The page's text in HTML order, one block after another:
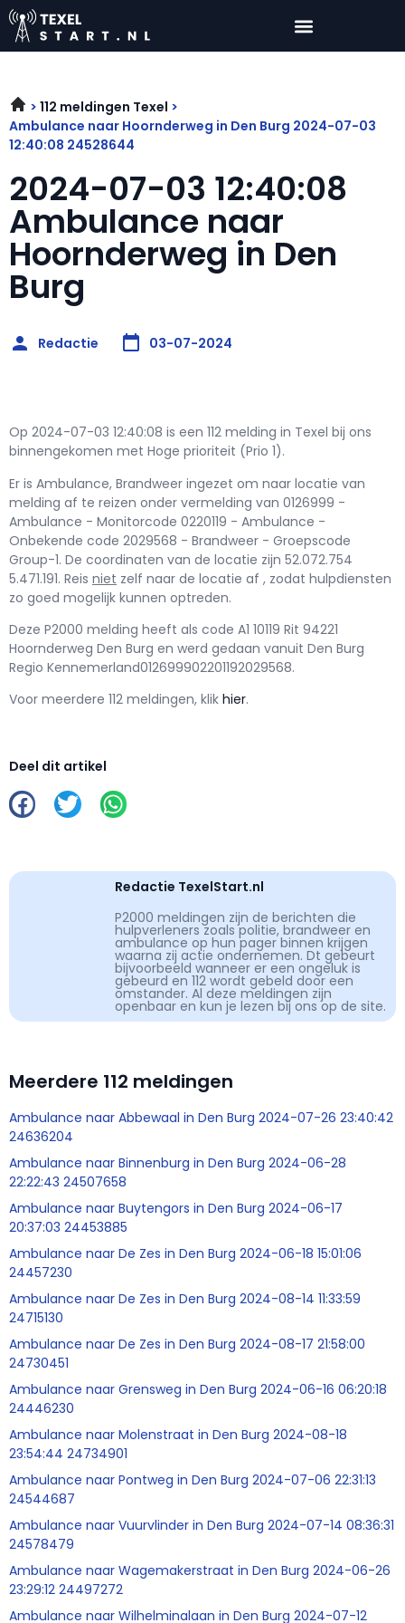
112 meldingen Texel
Ambulance naar Hoornderweg in Den Burg 2024-07-03
12:40:08 24528644
2024-07-03 12:40:08
Ambulance naar
Hoornderweg in Den
Burg
Redactie 03-07-2024
Op 2024-07-03 12:40:08 is een 112 melding in Texel bij ons
binnengekomen met Hoge prioriteit (Prio 1).
Er is Ambulance, Brandweer ingezet om naar locatie van
melding af te reizen onder vermelding van 0126999 -
Ambulance - Monitorcode 0220119 - Ambulance -
Onbekende code 2029568 - Brandweer - Groepscode
Group-1. De coordinaten van de locatie zijn 52.072.754
5.471.191. Reis niet zelf naar de locatie af , zodat hulpdiensten
zo goed mogelijk kunnen optreden.
Deze P2000 melding heeft als code A1 10119 Rit 94221
Hoornderweg Den Burg en werd gedaan vanuit Den Burg
Regio Kennemerland012699902201192029568.
Voor meerdere 112 meldingen, klik hier.
Deel dit artikel
Redactie TexelStart.nl
P2000 meldingen zijn de berichten die
hulpverleners zoals politie, brandweer en
ambulance op hun pager binnen krijgen
waarna zij actie ondernemen. Dt gebeurt
bijvoorbeeld wanneer er een ongeluk is
gebeurd en 112 wordt gebeld door een
omstander. Al deze meldingen zijn
openbaar en kun je lezen bij ons op de site.
Meerdere 112 meldingen
Ambulance naar Abbewaal in Den Burg 2024-07-26 23:40:42
24636204
Ambulance naar Binnenburg in Den Burg 2024-06-28
22:22:43 24507658
Ambulance naar Buytengors in Den Burg 2024-06-17
20:37:03 24453885
Ambulance naar De Zes in Den Burg 2024-06-18 15:01:06
24457230
Ambulance naar De Zes in Den Burg 2024-08-14 11:33:59
24715130
Ambulance naar De Zes in Den Burg 2024-08-17 21:58:00
24730451
Ambulance naar Grensweg in Den Burg 2024-06-16 06:20:18
24446230
Ambulance naar Molenstraat in Den Burg 2024-08-18
23:54:44 24734901
Ambulance naar Pontweg in Den Burg 2024-07-06 22:31:13
24544687
Ambulance naar Vuurvlinder in Den Burg 2024-07-14 08:36:31
24578479
Ambulance naar Wagemakerstraat in Den Burg 2024-06-26
23:29:12 24497272
Ambulance naar Wilhelminalaan in Den Burg 2024-07-12